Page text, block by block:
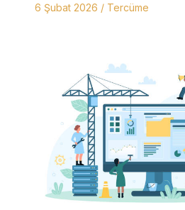
6 Şubat 2026 / Tercüme